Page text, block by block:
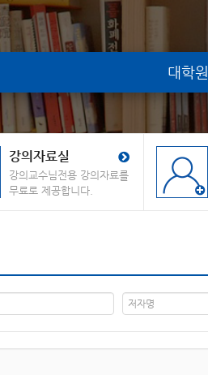
대학원
강의자료실
강의교수님전용 강의자료를
무료로 제공합니다.